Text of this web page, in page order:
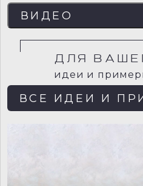
ЦВЕТА
Отображение цвета на
совпадать с реальным,
заказывать пробный
определения цвета.
ВИДЕО
ВИДЕО
Для загрузки
Изменить
ДЛЯ
идеи и
ВСЕ ИДЕИ И